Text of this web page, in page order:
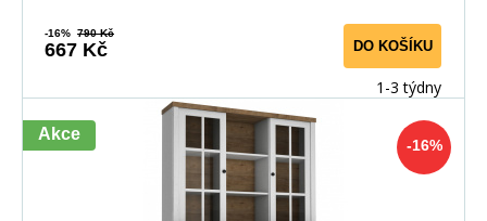
-16% 790 Kč
667 Kč DO KOŠÍKU
1-3 týdny
-16%
Akce